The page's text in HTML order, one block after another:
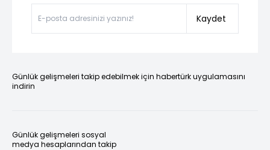
Kaydet
Günlük gelişmeleri takip edebilmek için habertürk uygulamasını
indirin
Günlük gelişmeleri sosyal
medya hesaplarından takip